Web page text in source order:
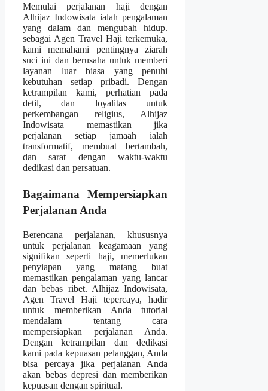
Memulai perjalanan haji dengan
Alhijaz Indowisata ialah pengalaman
yang dalam dan mengubah hidup.
sebagai Agen Travel Haji terkemuka,
kami memahami pentingnya ziarah
suci ini dan berusaha untuk memberi
layanan luar biasa yang penuhi
kebutuhan setiap pribadi. Dengan
ketrampilan kami, perhatian pada
detil, dan loyalitas untuk
perkembangan religius, Alhijaz
Indowisata memastikan jika
perjalanan setiap jamaah ialah
transformatif, membuat bertambah,
dan sarat dengan waktu-waktu
dedikasi dan persatuan.
Bagaimana Mempersiapkan
Perjalanan Anda
Berencana perjalanan, khususnya
untuk perjalanan keagamaan yang
signifikan seperti haji, memerlukan
penyiapan yang matang buat
memastikan pengalaman yang lancar
dan bebas ribet. Alhijaz Indowisata,
Agen Travel Haji tepercaya, hadir
untuk memberikan Anda tutorial
mendalam tentang cara
mempersiapkan perjalanan Anda.
Dengan ketrampilan dan dedikasi
kami pada kepuasan pelanggan, Anda
bisa percaya jika perjalanan Anda
akan bebas depresi dan memberikan
kepuasan dengan spiritual.